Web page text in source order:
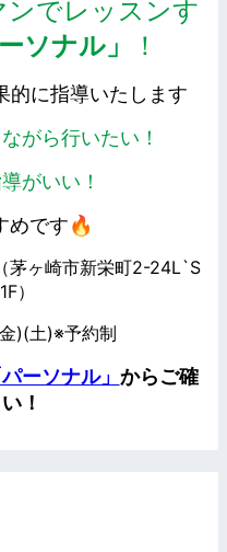
でレッスンす
ソナル」 ！
的に指導いたします
がら行いたい！
がいい！
めです🔥
茅ヶ崎市新栄町2-24L`S
）
)(土)※予約制
パーソナル」 からご確
！